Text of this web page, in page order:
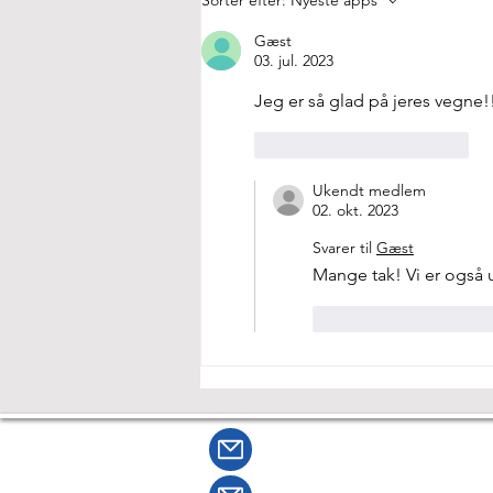
servicehunde
Gæst
03. jul. 2023
Jeg er så glad på jeres vegne!!
Ukendt medlem
02. okt. 2023
Svarer til Gæst
Mange tak! Vi er